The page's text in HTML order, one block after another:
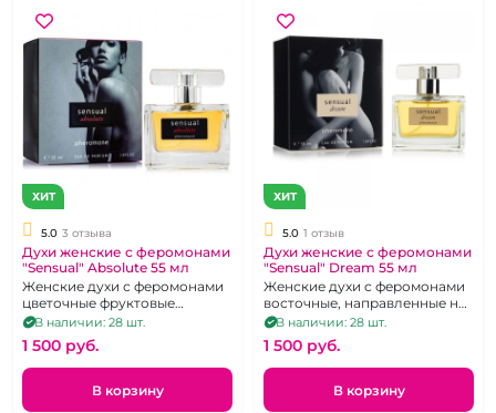
ХИТ
5.0 3 отзыва
Духи женские с феромонами
"Sensual" Absolute 55 мл
Женские духи с феромонами
цветочные фруктовые
мускусные, направленные на
привлечение внимания
противоположного пола,
усиление сексуального
В наличии: 28 шт.
1 500 pуб.
В корзину
ХИТ
5.0 1 отзыв
Духи женские с феромонами
"Sensual" Dream 55 мл
Женские духи с феромонами
восточные, направленные на
привлечение внимания
противоположного пола,
усиление сексуального
влечения.
В наличии: 28 шт.
1 500 pуб.
В корзину